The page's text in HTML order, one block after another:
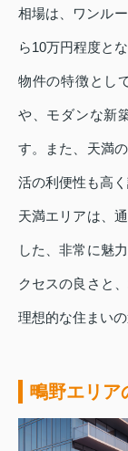
相場は、ワンル
ら10万円程度と
物件の特徴とし
や、モダンな新
す。また、天満
活の利便性も高
天満エリアは、
した、非常に魅
クセスの良さと
理想的な住まい
鴫野エリア